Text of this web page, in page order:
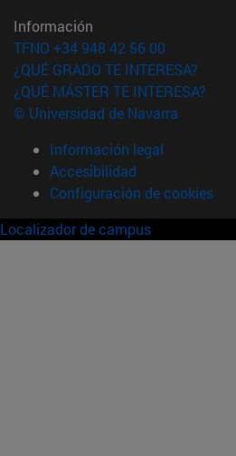
Información
TFNO +34 948 42 56 00
¿QUÉ GRADO TE INTERESA?
¿QUÉ MÁSTER TE INTERESA?
© Universidad de Navarra
Información legal
Accesibilidad
Configuración de cookies
Localizador de campus